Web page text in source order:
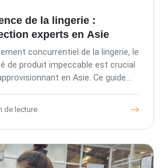
de la lingerie :
experts en Asie
concurrentiel de la lingerie, le
de produit impeccable est crucial
en Asie. Ce guide
proposés par The Inspection
pour minimiser les
assurer la conformité et
la qualité des vêtements
de matériaux avant production à
de lecture